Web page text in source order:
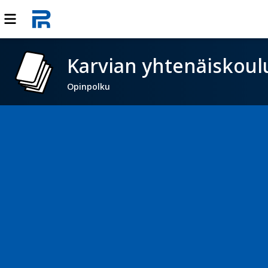
Karvian
Opinpolku